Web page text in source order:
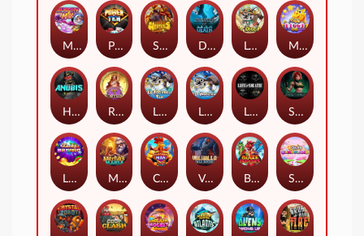
Munchy Milo Power of 10 Strength Of Hercules Dynasty of Death Le Digger Magic Piggy OG
Hand of Anubis Rise of Fortuna LE FOOTBALL FAN LE HOOLIGAN Life and Death Shadow Treasure
Lucky Multifruit Merlin's Mania Chicken Man Valhalla: Wild Winter Blaze Buddies Sticky Candyland